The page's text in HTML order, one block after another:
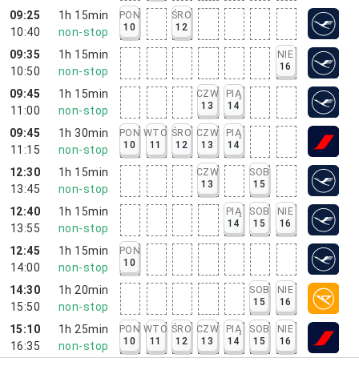
09:25
10:40
1h 15min
non-stop
PON
10
ŚRO
12
09:35
10:50
1h 15min
non-stop
NIE
16
09:45
11:00
1h 15min
non-stop
CZW
13
PIĄ
14
09:45
11:15
1h 30min
non-stop
PON
10
WTO
11
ŚRO
12
CZW
13
PIĄ
14
12:30
13:45
1h 15min
non-stop
CZW
13
SOB
15
12:40
13:55
1h 15min
non-stop
PIĄ
14
SOB
15
NIE
16
12:45
14:00
1h 15min
non-stop
PON
10
14:30
15:50
1h 20min
non-stop
SOB
15
NIE
16
15:10
16:35
1h 25min
non-stop
PON
10
WTO
11
ŚRO
12
CZW
13
PIĄ
14
SOB
15
NIE
16